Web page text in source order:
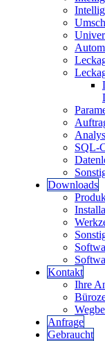
SQL-
Downloads
Kontakt
Ihre
Anfrage
Gebraucht